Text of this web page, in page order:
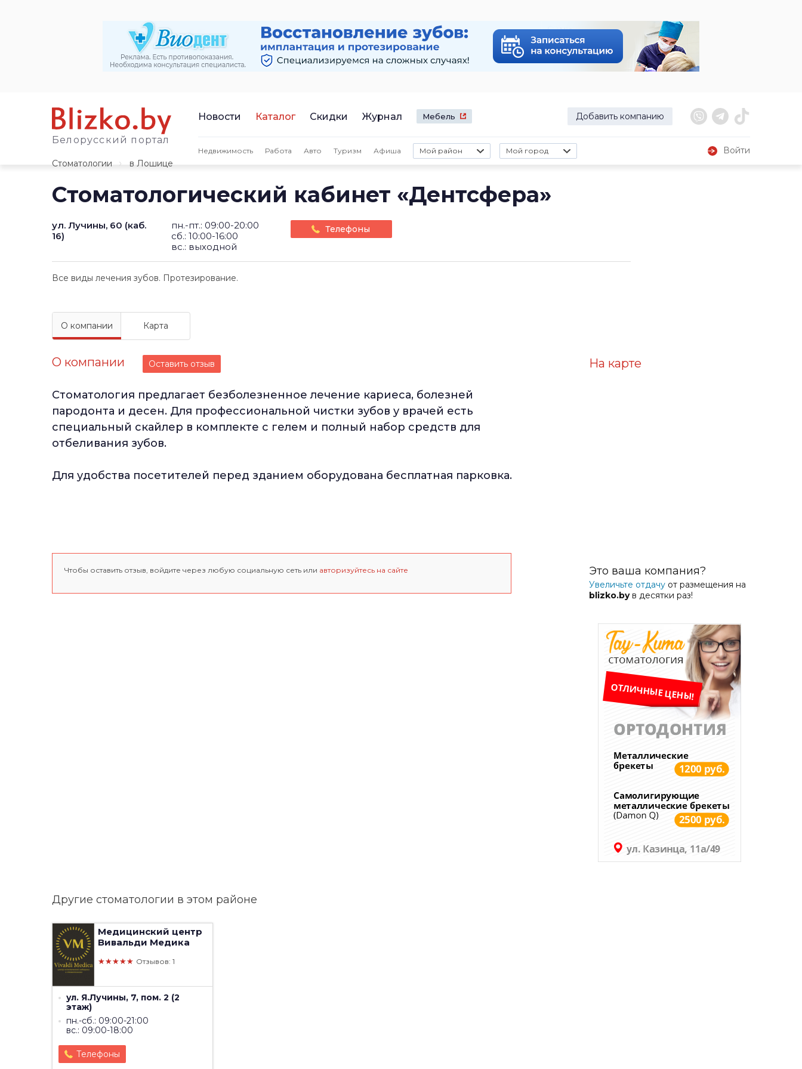
Белорусский портал
Новости Каталог Скидки Журнал Мебель Добавить компанию
Недвижимость Работа Авто Туризм Афиша Мой район Мой город
Войти
Стоматологии
в Лошице
Стоматологический кабинет «Дентсфера»
ул. Лучины, 60 (каб.
16)
пн.-пт.: 09:00-20:00
сб.: 10:00-16:00
вс.: выходной
Телефоны
Все виды лечения зубов. Протезирование.
О компании Карта
О компании Оставить отзыв
Стоматология предлагает безболезненное лечение кариеса, болезней
пародонта и десен. Для профессиональной чистки зубов у врачей есть
специальный скайлер в комплекте с гелем и полный набор средств для
отбеливания зубов.
Для удобства посетителей перед зданием оборудована бесплатная парковка.
Чтобы оставить отзыв, войдите через любую социальную сеть или авторизуйтесь на сайте
На карте
Это ваша компания?
Увеличьте отдачу от размещения на
blizko.byв десятки раз!
Другие стоматологии в этом районе
Медицинский центр
Вивальди Медика
★★★★★ Отзывов: 1
ул. Я.Лучины, 7, пом. 2 (2
этаж)
пн.-сб.: 09:00-21:00
вс.: 09:00-18:00
Телефоны